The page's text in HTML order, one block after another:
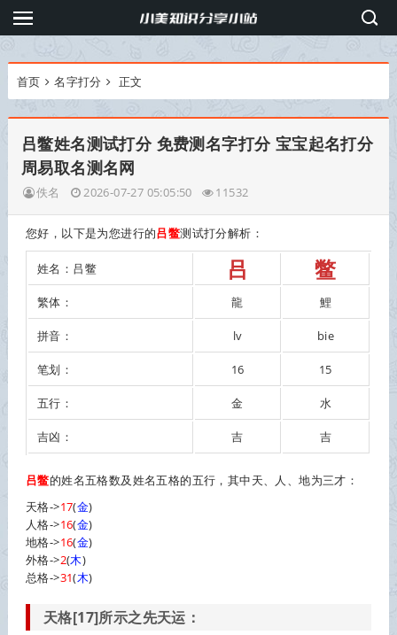
首页 名字打分 正文
吕鳖姓名测试打分 免费测名字打分 宝宝起名打分
周易取名测名网
佚名 2026-07-27 05:05:50 11532
您好，以下是为您进行的吕鳖测试打分解析：
姓名：吕鳖 吕 鳖
繁体： 龍 鯉
拼音： lv bie
笔划： 16 15
五行： 金 水
吉凶： 吉 吉
吕鳖的姓名五格数及姓名五格的五行，其中天、人、地为三才：
天格->17(金)
人格->16(金)
地格->16(金)
外格->2(木)
总格->31(木)
天格[17]所示之先天运 ：